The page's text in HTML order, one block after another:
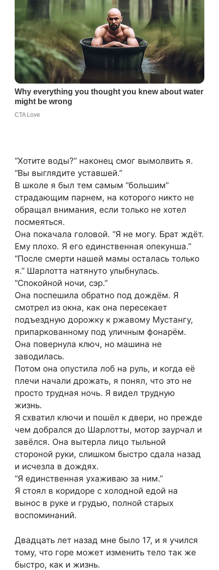
“Хотите воды?” наконец смог вымолвить я.
“Вы выглядите уставшей.”
В школе я был тем самым “большим”
страдающим парнем, на которого никто не
обращал внимания, если только не хотел
посмеяться.
Она покачала головой. “Я не могу. Брат ждёт.
Ему плохо. Я его единственная опекунша.”
“После смерти нашей мамы осталась только
я.” Шарлотта натянуто улыбнулась.
“Спокойной ночи, сэр.”
Она поспешила обратно под дождём. Я
смотрел из окна, как она пересекает
подъездную дорожку к ржавому Мустангу,
припаркованному под уличным фонарём.
Она повернула ключ, но машина не
заводилась.
Потом она опустила лоб на руль, и когда её
плечи начали дрожать, я понял, что это не
просто трудная ночь. Я видел трудную
жизнь.
Я схватил ключи и пошёл к двери, но прежде
чем добрался до Шарлотты, мотор заурчал и
завёлся. Она вытерла лицо тыльной
стороной руки, слишком быстро сдала назад
и исчезла в дождях.
“Я единственная ухаживаю за ним.”
Я стоял в коридоре с холодной едой на
вынос в руке и грудью, полной старых
воспоминаний.
Двадцать лет назад мне было 17, и я учился
тому, что горе может изменить тело так же
быстро, как и жизнь.